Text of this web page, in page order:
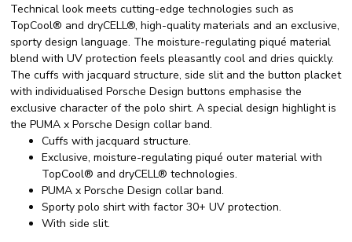
Technical look meets cutting-edge technologies such as
TopCool® and dryCELL®, high-quality materials and an exclusive,
sporty design language. The moisture-regulating piqué material
blend with UV protection feels pleasantly cool and dries quickly.
The cuffs with jacquard structure, side slit and the button placket
with individualised Porsche Design buttons emphasise the
exclusive character of the polo shirt. A special design highlight is
the PUMA x Porsche Design collar band.
Cuffs with jacquard structure.
Exclusive, moisture-regulating piqué outer material with
TopCool® and dryCELL® technologies.
PUMA x Porsche Design collar band.
Sporty polo shirt with factor 30+ UV protection.
With side slit.